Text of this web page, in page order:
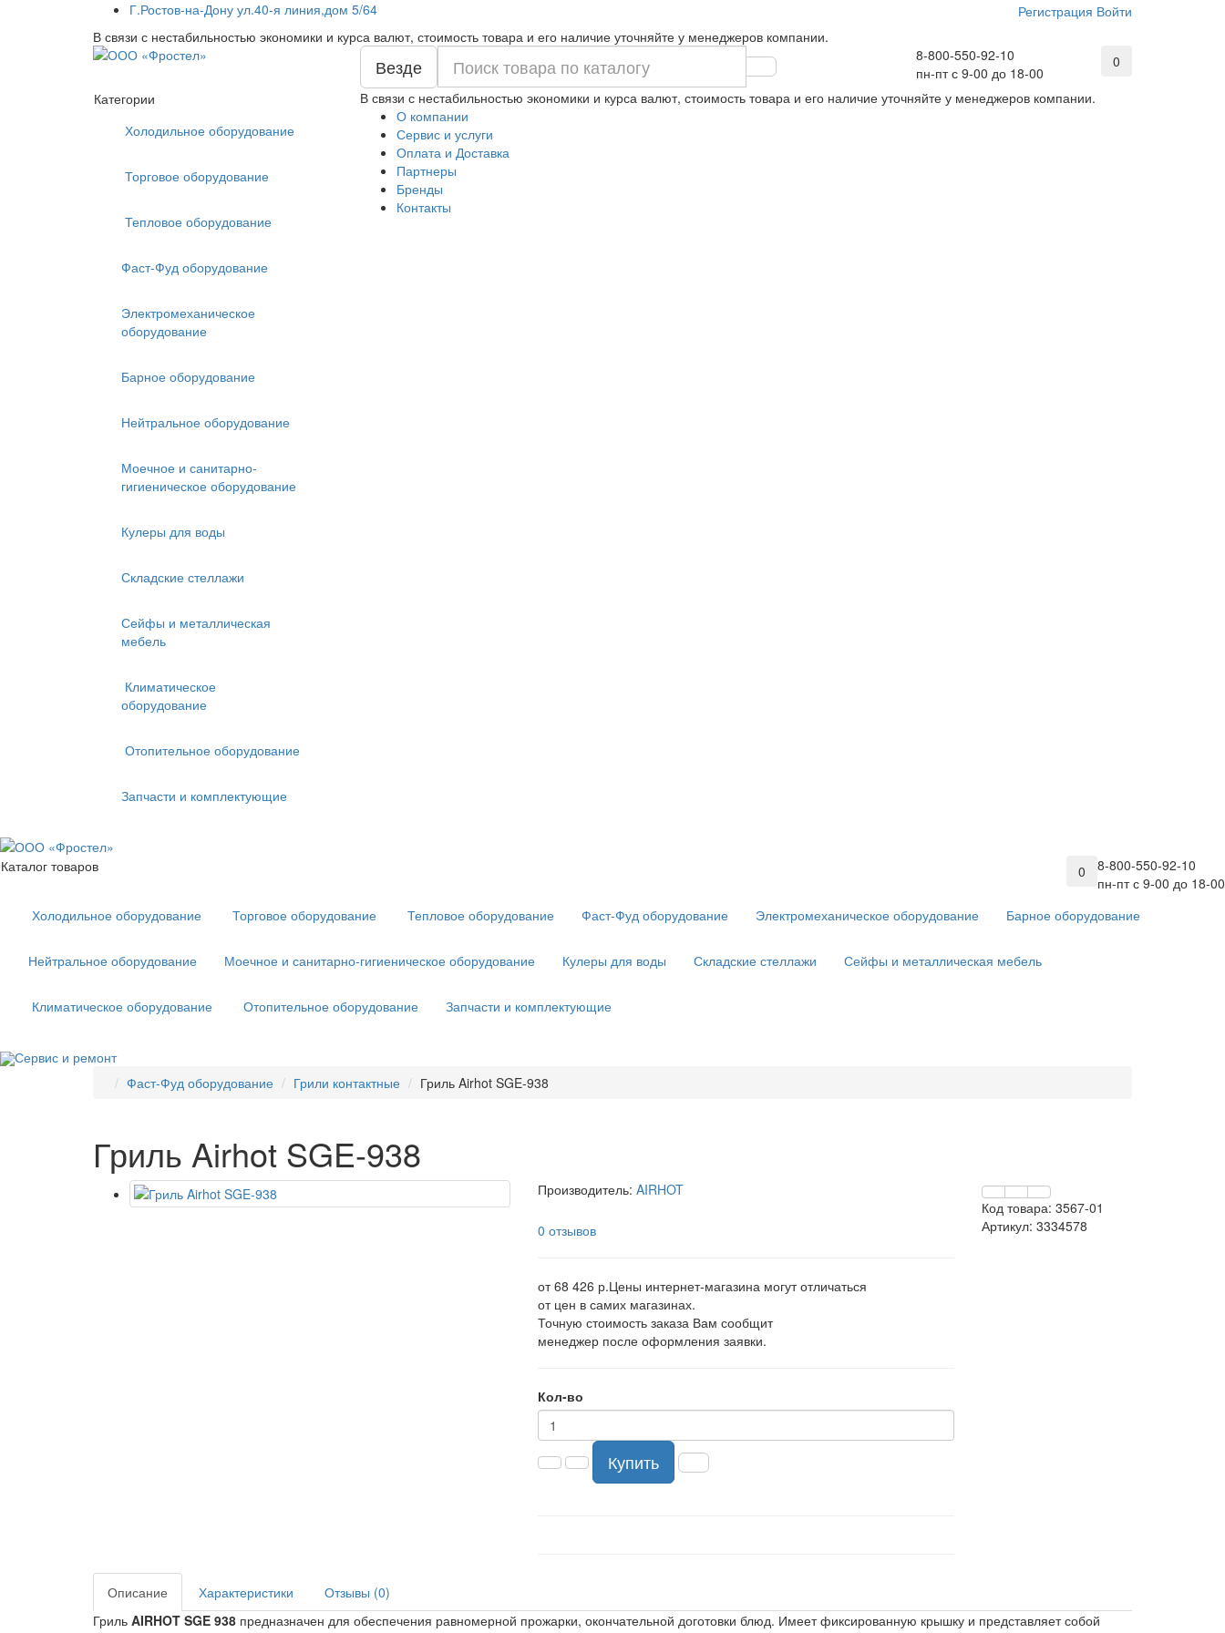
Регистрация Войти
Г.Ростов-на-Дону ул.40-я линия,дом 5/64
В связи с нестабильностью экономики и курса валют, стоимость товара и его наличие уточняйте у менеджеров компании.
8-800-550-92-10
пн-пт с 9-00 до 18-00
0
Везде
В связи с нестабильностью экономики и курса валют, стоимость товара и его наличие уточняйте у менеджеров компании.
О компании
Сервис и услуги
Оплата и Доставка
Партнеры
Бренды
Контакты
Категории
Холодильное оборудование
Торговое оборудование
Тепловое оборудование
Фаст-Фуд оборудование
Электромеханическое
оборудование
Барное оборудование
Нейтральное оборудование
Моечное и санитарно-
гигиеническое оборудование
Кулеры для воды
Складские стеллажи
Сейфы и металлическая
мебель
Климатическое
оборудование
Отопительное оборудование
Запчасти и комплектующие
8-800-550-92-10
пн-пт с 9-00 до 18-00
0
Каталог товаров
Холодильное оборудование Торговое оборудование Тепловое оборудование Фаст-Фуд оборудование Электромеханическое оборудование Барное оборудование
Нейтральное оборудование Моечное и санитарно-гигиеническое оборудование Кулеры для воды Складские стеллажи Сейфы и металлическая мебель
Климатическое оборудование Отопительное оборудование Запчасти и комплектующие
Сервис и ремонт
Фаст-Фуд оборудование
Грили контактные Гриль Airhot SGE-938
Гриль Airhot SGE-938
Производитель: AIRHOT
0 отзывов
от 68 426 р.Цены интернет-магазина могут отличаться
от цен в самих магазинах.
Точную стоимость заказа Вам сообщит
менеджер после оформления заявки.
Кол-во
Купить
Код товара: 3567-01
Артикул: 3334578
Описание Характеристики
Отзывы (0)
Гриль AIRHOT SGE 938 предназначен для обеспечения равномерной прожарки, окончательной доготовки блюд. Имеет фиксированную крышку и представляет собой